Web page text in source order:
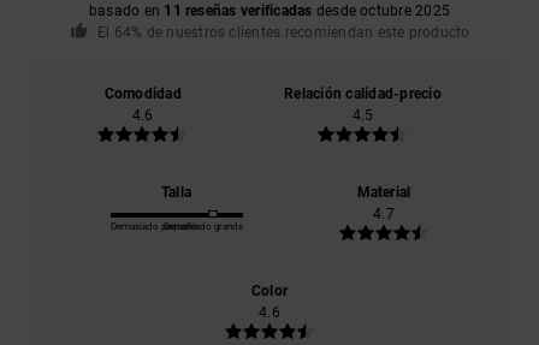
basado en 11 reseñas verificadas desde octubre 2025
El 64% de nuestros clientes recomiendan este producto
Comodidad
4.6
Relación calidad-precio
4.5
Talla
Demasiado pequeñoDemasiado grande
Material
4.7
Color
4.6